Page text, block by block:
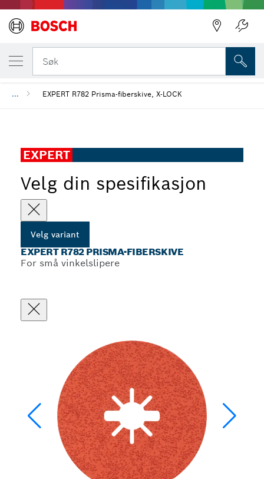
Søk
... EXPERT R782 Prisma-fiberskive, X-LOCK
EXPERT
Velg din spesifikasjon
Velg variant
EXPERT R782 PRISMA-FIBERSKIVE
For små vinkelslipere
DIN VALGTE VARIANT
EXPERT R782 Prisma-fiberskive